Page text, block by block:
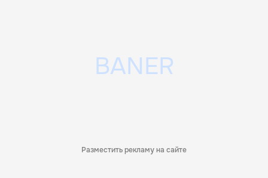
Разместить рекламу на сайте